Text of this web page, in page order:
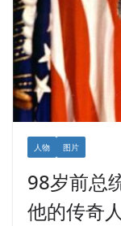
人物 图片
98岁前总
他的传奇